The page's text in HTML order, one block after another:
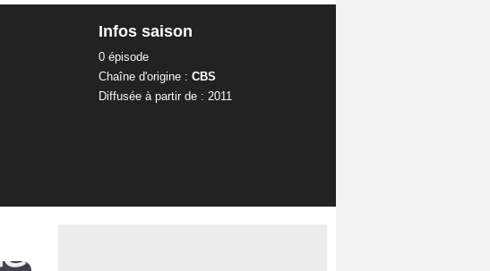
Infos saison
0 épisode
Chaîne d'origine : CBS
Diffusée à partir de : 2011